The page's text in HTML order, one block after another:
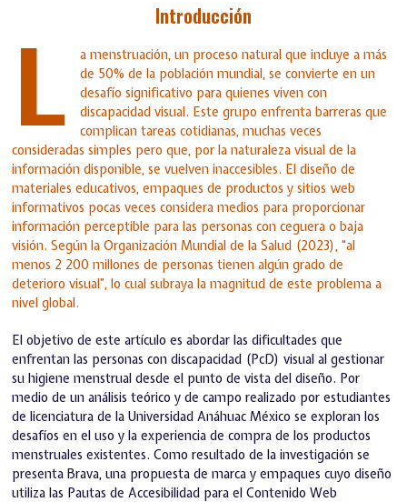
Introducción
L
a menstruación, un proceso natural que incluye a más
de 50% de la población mundial, se convierte en un
desafío significativo para quienes viven con
discapacidad visual. Este grupo enfrenta barreras que
complican tareas cotidianas, muchas veces
consideradas simples pero que, por la naturaleza visual de la
información disponible, se vuelven inaccesibles. El diseño de
materiales educativos, empaques de productos y sitios web
informativos pocas veces considera medios para proporcionar
información perceptible para las personas con ceguera o baja
visión. Según la Organización Mundial de la Salud (2023), “al
menos 2 200 millones de personas tienen algún grado de
deterioro visual”, lo cual subraya la magnitud de este problema a
nivel global.
El objetivo de este artículo es abordar las dificultades que
enfrentan las personas con discapacidad (PcD) visual al gestionar
su higiene menstrual desde el punto de vista del diseño. Por
medio de un análisis teórico y de campo realizado por estudiantes
de licenciatura de la Universidad Anáhuac México se exploran los
desafíos en el uso y la experiencia de compra de los productos
menstruales existentes. Como resultado de la investigación se
presenta Brava, una propuesta de marca y empaques cuyo diseño
utiliza las Pautas de Accesibilidad para el Contenido Web